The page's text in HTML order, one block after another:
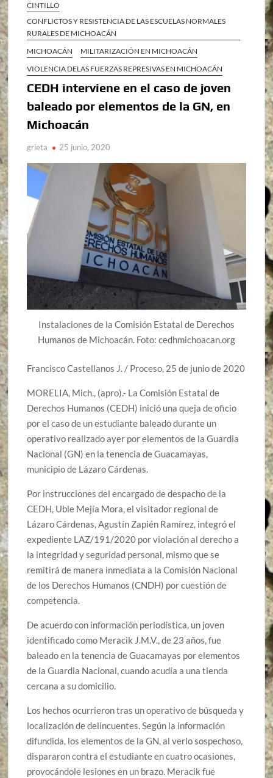
CINTILLO
CONFLICTOS Y RESISTENCIA DE LAS ESCUELAS NORMALES
RURALES DE MICHOACÁN
MICHOACÁN
MILITARIZACIÓN EN MICHOACÁN
VIOLENCIA DELAS FUERZAS REPRESIVAS EN MICHOACÁN
CEDH interviene en el caso de joven
baleado por elementos de la GN, en
Michoacán
grieta 25 junio, 2020
Instalaciones de la Comisión Estatal de Derechos
Humanos de Michoacán. Foto: cedhmichoacan.org
Francisco Castellanos J. / Proceso, 25 de junio de 2020
MORELIA, Mich., (apro).- La Comisión Estatal de
Derechos Humanos (CEDH) inició una queja de oficio
por el caso de un estudiante baleado durante un
operativo realizado ayer por elementos de la Guardia
Nacional (GN) en la tenencia de Guacamayas,
municipio de Lázaro Cárdenas.
Por instrucciones del encargado de despacho de la
CEDH, Uble Mejía Mora, el visitador regional de
Lázaro Cárdenas, Agustín Zapién Ramírez, integró el
expediente LAZ/191/2020 por violación al derecho a
la integridad y seguridad personal, mismo que se
remitirá de manera inmediata a la Comisión Nacional
de los Derechos Humanos (CNDH) por cuestión de
competencia.
De acuerdo con información periodística, un joven
identificado como Meracik J.M.V., de 23 años, fue
baleado en la tenencia de Guacamayas por elementos
de la Guardia Nacional, cuando acudía a una tienda
cercana a su domicilio.
Los hechos ocurrieron tras un operativo de búsqueda y
localización de delincuentes. Según la información
difundida, los elementos de la GN, al verlo sospechoso,
dispararon contra el estudiante en cuatro ocasiones,
provocándole lesiones en un brazo. Meracik fue